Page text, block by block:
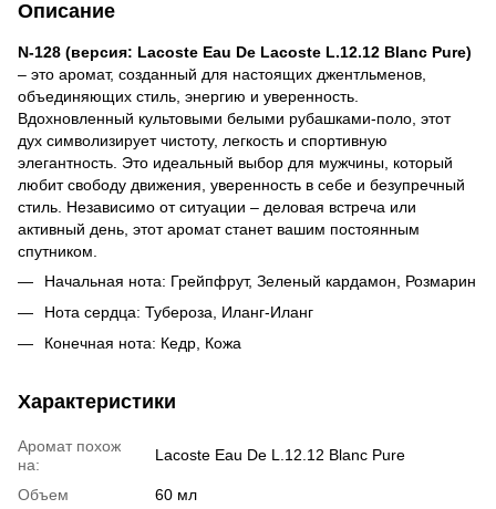
Описание
N-128 (версия: Lacoste Eau De Lacoste L.12.12 Blanc Pure)
– это аромат, созданный для настоящих джентльменов,
объединяющих стиль, энергию и уверенность.
Вдохновленный культовыми белыми рубашками-поло, этот
дух символизирует чистоту, легкость и спортивную
элегантность. Это идеальный выбор для мужчины, который
любит свободу движения, уверенность в себе и безупречный
стиль. Независимо от ситуации – деловая встреча или
активный день, этот аромат станет вашим постоянным
спутником.
Начальная нота: Грейпфрут, Зеленый кардамон, Розмарин
Нота сердца: Тубероза, Иланг-Иланг
Конечная нота: Кедр, Кожа
Характеристики
Аромат похож
на:
Lacoste Eau De L.12.12 Blanc Pure
Объем
60 мл